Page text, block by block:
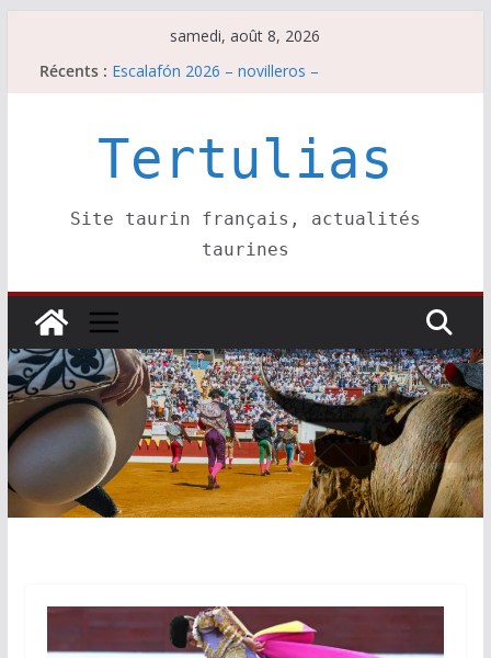
samedi, août 8, 2026
Récents : Escalafón 2026 – novilleros –
Les brèves du vendredi 7 août
Escalafón 2026 – matadors de toros-
Tertulias
Site taurin français, actualités
taurines